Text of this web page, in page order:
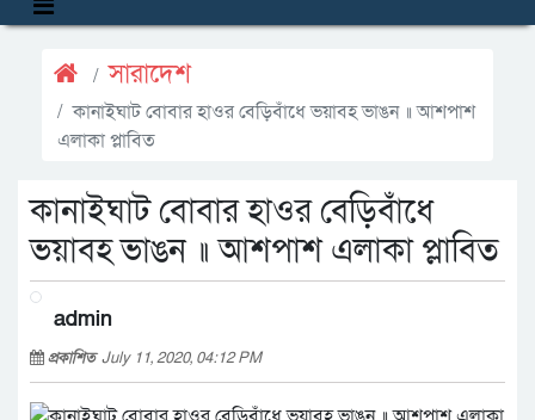
সারাদেশ
কানাইঘাট বোবার হাওর বেড়িবাঁধে ভয়াবহ ভাঙন ॥ আশপাশ
এলাকা প্লাবিত
কানাইঘাট বোবার হাওর বেড়িবাঁধে
ভয়াবহ ভাঙন ॥ আশপাশ এলাকা প্লাবিত
admin
প্রকাশিতJuly 11, 2020, 04:12 PM